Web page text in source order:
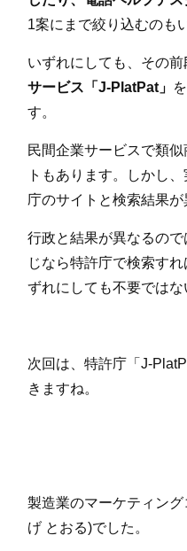
1案にまで絞り込むのも
いずれにしても、その
サービス「J-PlatPat」
す。
民間企業サービスで類
トもあります。しかし
庁のサイトと検索結果が
行政と結果が異なるの
じなら特許庁で検索す
ずれにしても不要ではな
次回は、特許庁「J-
きますね。
製造業のマーケティン
げ とおる)でした。